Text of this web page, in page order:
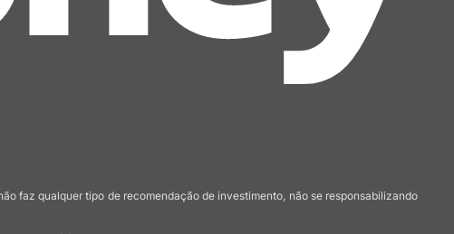
faz qualquer tipo de recomendação de investimento, não se responsabilizando